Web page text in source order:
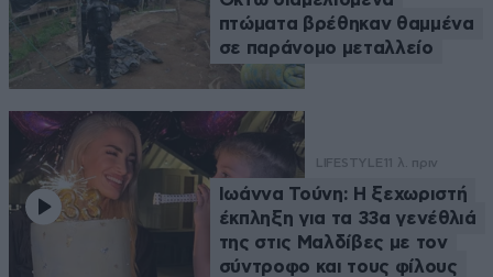
πτώματα βρέθηκαν θαμμένα
σε παράνομο μεταλλείο
LIFESTYLE 11 λ. πριν
Ιωάννα Τούνη: Η ξεχωριστή
έκπληξη για τα 33α γενέθλιά
της στις Μαλδίβες με τον
σύντροφο και τους φίλους